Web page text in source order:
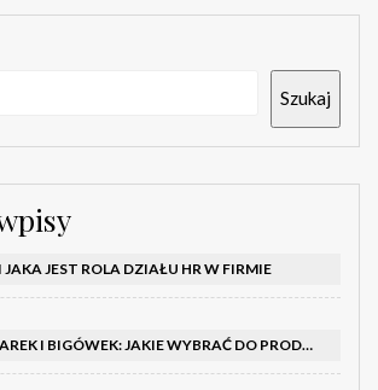
Szukaj
JAKA JEST ROLA DZIAŁU HR W FIRMIE
RODZAJE FALCAREK I BIGÓWEK: JAKIE WYBRAĆ DO PRODUKCJI?